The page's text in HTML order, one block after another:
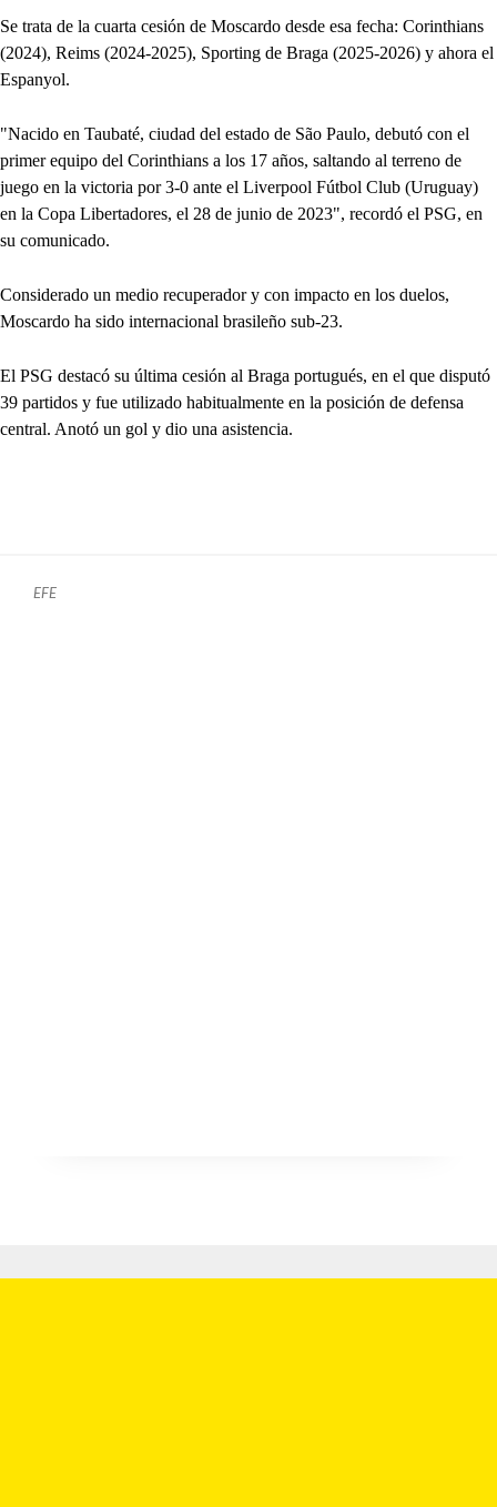
Se trata de la cuarta cesión de Moscardo desde esa fecha: Corinthians
(2024), Reims (2024-2025), Sporting de Braga (2025-2026) y ahora el
Espanyol.
"Nacido en Taubaté, ciudad del estado de São Paulo, debutó con el
primer equipo del Corinthians a los 17 años, saltando al terreno de
juego en la victoria por 3-0 ante el Liverpool Fútbol Club (Uruguay)
en la Copa Libertadores, el 28 de junio de 2023", recordó el PSG, en
su comunicado.
Considerado un medio recuperador y con impacto en los duelos,
Moscardo ha sido internacional brasileño sub-23.
El PSG destacó su última cesión al Braga portugués, en el que disputó
39 partidos y fue utilizado habitualmente en la posición de defensa
central. Anotó un gol y dio una asistencia.
EFE